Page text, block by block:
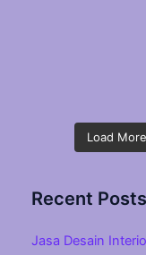
Load More
Recent Posts
Jasa Desain